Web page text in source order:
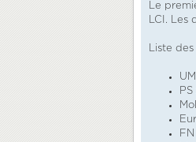
Le
LCI. Les
Liste
PS